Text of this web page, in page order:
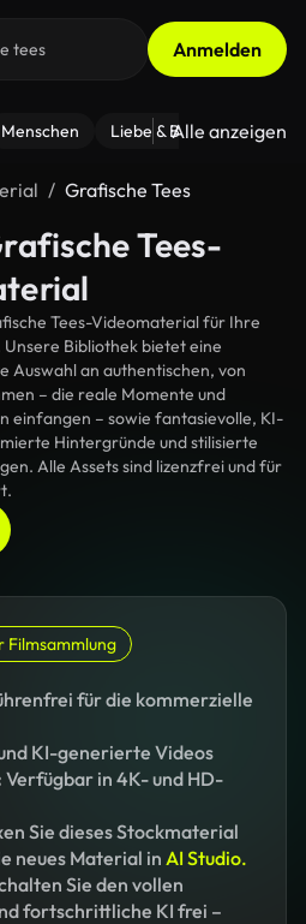
Anmelden
Menschen Liebe & Beziehungen
Alle anzeigen
Grafische Tees
Tees-
Tees-Videomaterial für Ihre
Bibliothek bietet eine
Auswahl an authentischen, von
– die reale Momente und
einfangen – sowie fantasievolle, KI-
Hintergründe und stilisierte
Alle Assets sind lizenzfrei und für
Filmsammlung
für die kommerzielle
KI-generierte Videos
Verfügbar in 4K- und HD-
Sie dieses Stockmaterial
neues Material in AI Studio.
Sie den vollen
fortschrittliche KI frei –